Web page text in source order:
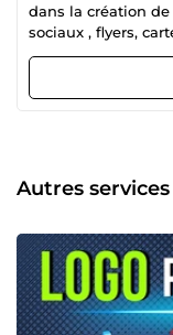
dans la création
sociaux , flyers,
design me pousse
percutants qui
marque. Que ce
cela, je me
pour les boutiques
augmenter les
idées en créations
efficaces.
marque ! 🚀🛍️
Autres